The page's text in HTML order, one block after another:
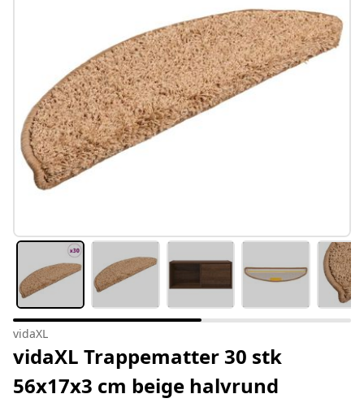
vidaXL
vidaXL Trappematter 30 stk
56x17x3 cm beige halvrund